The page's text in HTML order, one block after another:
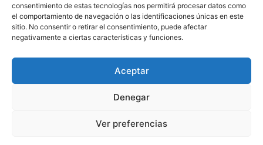
consentimiento de estas tecnologías nos permitirá procesar datos como
el comportamiento de navegación o las identificaciones únicas en este
sitio. No consentir o retirar el consentimiento, puede afectar
negativamente a ciertas características y funciones.
Aceptar
Denegar
Ver preferencias